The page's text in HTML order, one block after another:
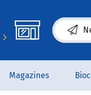
(s’ouvre
Magazines